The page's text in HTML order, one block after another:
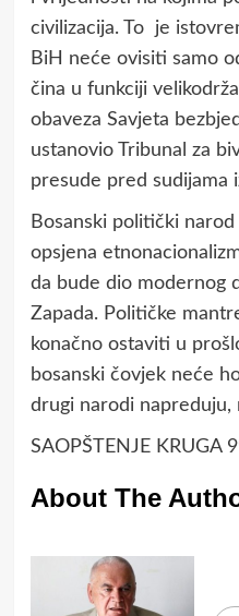
civilizacija. To je
BiH neće ovisiti samo
čina u funkciji
obaveza Savjeta
ustanovio Tribunal za
presude pred sudijama
Bosanski politički
opsjena
da bude dio modernog
Zapada. Političke
konačno ostaviti u
bosanski čovjek neće
drugi narodi napreduju,
SAOPŠTENJE KRUGA
About The